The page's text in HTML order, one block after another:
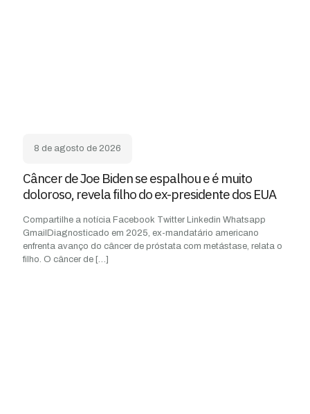
8 de agosto de 2026
Câncer de Joe Biden se espalhou e é muito
doloroso, revela filho do ex-presidente dos EUA
Compartilhe a notícia Facebook Twitter Linkedin Whatsapp
GmailDiagnosticado em 2025, ex-mandatário americano
enfrenta avanço do câncer de próstata com metástase, relata o
filho. O câncer de […]